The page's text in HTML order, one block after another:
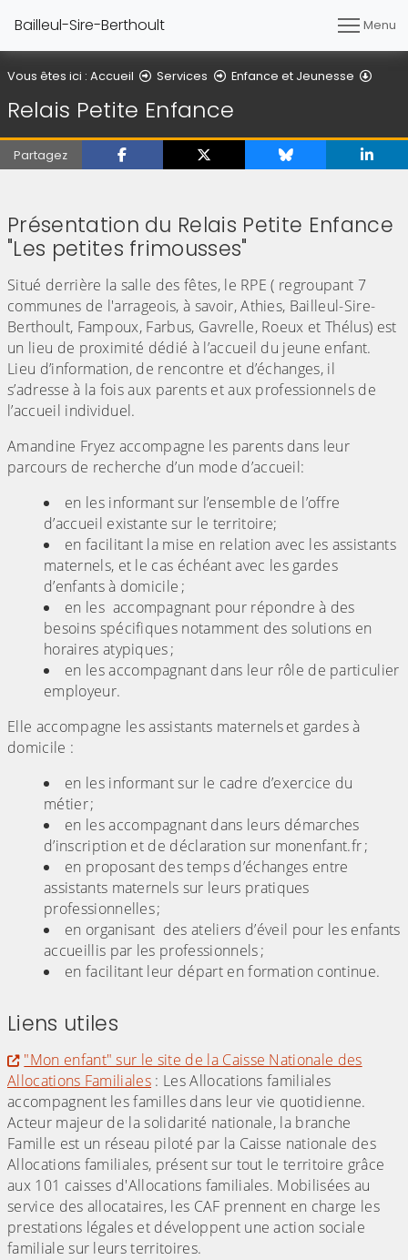
Bailleul-Sire-Berthoult Menu
Vous êtes ici : Accueil Services Enfance et Jeunesse
Relais Petite Enfance
Partagez
Présentation du Relais Petite Enfance
"Les petites frimousses"
Situé derrière la salle des fêtes, le RPE ( regroupant 7
communes de l'arrageois, à savoir, Athies, Bailleul-Sire-
Berthoult, Fampoux, Farbus, Gavrelle, Roeux et Thélus) est
un lieu de proximité dédié à l’accueil du jeune enfant.
Lieu d’information, de rencontre et d’échanges, il
s’adresse à la fois aux parents et aux professionnels de
l’accueil individuel.
Amandine Fryez accompagne les parents dans leur
parcours de recherche d’un mode d’accueil:
en les informant sur l’ensemble de l’offre
d’accueil existante sur le territoire;
en facilitant la mise en relation avec les assistants
maternels, et le cas échéant avec les gardes
d’enfants à domicile ;
en les accompagnant pour répondre à des
besoins spécifiques notamment des solutions en
horaires atypiques ;
en les accompagnant dans leur rôle de particulier
employeur.
Elle accompagne les assistants maternels et gardes à
domicile :
en les informant sur le cadre d’exercice du
métier ;
en les accompagnant dans leurs démarches
d’inscription et de déclaration sur monenfant.fr ;
en proposant des temps d’échanges entre
assistants maternels sur leurs pratiques
professionnelles ;
en organisant des ateliers d’éveil pour les enfants
accueillis par les professionnels ;
en facilitant leur départ en formation continue.
Liens utiles
"Mon enfant" sur le site de la Caisse Nationale des
Allocations Familiales : Les Allocations familiales
accompagnent les familles dans leur vie quotidienne.
Acteur majeur de la solidarité nationale, la branche
Famille est un réseau piloté par la Caisse nationale des
Allocations familiales, présent sur tout le territoire grâce
aux 101 caisses d'Allocations familiales. Mobilisées au
service des allocataires, les CAF prennent en charge les
prestations légales et développent une action sociale
familiale sur leurs territoires.